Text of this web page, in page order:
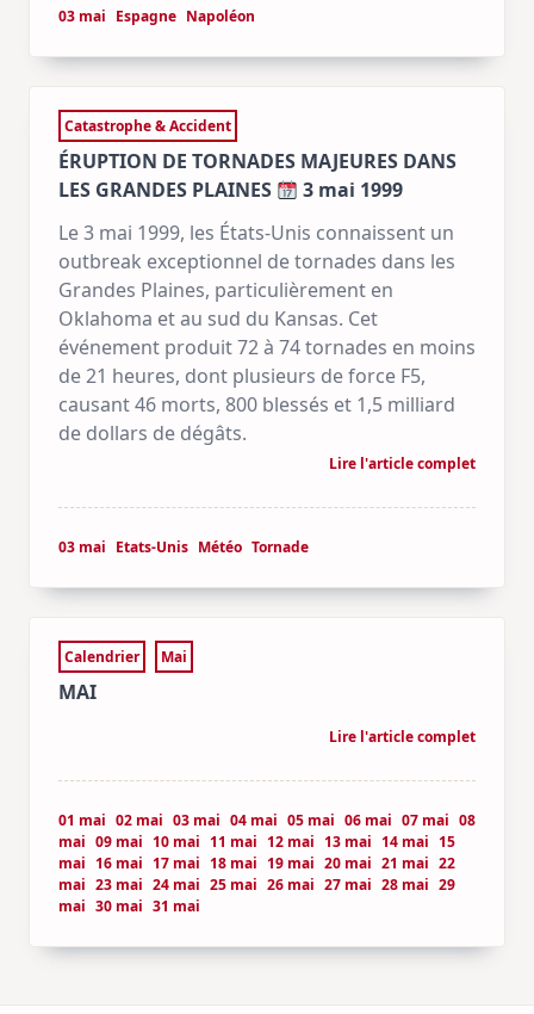
03 mai Espagne Napoléon
Catastrophe & Accident
ÉRUPTION DE TORNADES MAJEURES DANS
LES GRANDES PLAINES
3 mai 1999
Le 3 mai 1999, les États-Unis connaissent un
outbreak exceptionnel de tornades dans les
Grandes Plaines, particulièrement en
Oklahoma et au sud du Kansas. Cet
événement produit 72 à 74 tornades en moins
de 21 heures, dont plusieurs de force F5,
causant 46 morts, 800 blessés et 1,5 milliard
de dollars de dégâts.
Lire l'article complet
03 mai Etats-Unis Météo Tornade
Calendrier Mai
MAI
Lire l'article complet
01 mai 02 mai 03 mai 04 mai 05 mai 06 mai 07 mai 08
mai 09 mai 10 mai 11 mai 12 mai 13 mai 14 mai 15
mai 16 mai 17 mai 18 mai 19 mai 20 mai 21 mai 22
mai 23 mai 24 mai 25 mai 26 mai 27 mai 28 mai 29
mai 30 mai 31 mai